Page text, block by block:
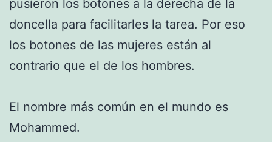
pusieron los botones a la derecha de la
doncella para facilitarles la tarea. Por eso
los botones de las mujeres están al
contrario que el de los hombres.
El nombre más común en el mundo es
Mohammed.